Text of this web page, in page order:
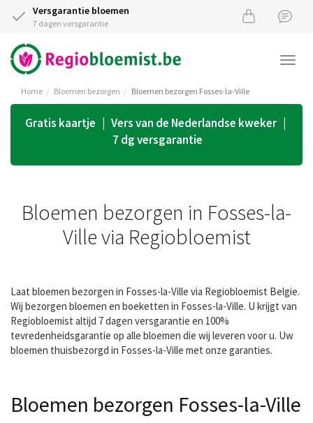
Versgarantie bloemen
7 dagen versgarantie
Home Bloemen bezorgen Bloemen bezorgen Fosses-la-Ville
Gratis kaartje | Vers van de Nederlandse kweker |
7 dg versgarantie
Bloemen bezorgen in Fosses-la-
Ville via Regiobloemist
Laat bloemen bezorgen in Fosses-la-Ville via Regiobloemist Belgie.
Wij bezorgen bloemen en boeketten in Fosses-la-Ville. U krijgt van
Regiobloemist altijd 7 dagen versgarantie en 100%
tevredenheidsgarantie op alle bloemen die wij leveren voor u. Uw
bloemen thuisbezorgd in Fosses-la-Ville met onze garanties.
Bloemen bezorgen Fosses-la-Ville